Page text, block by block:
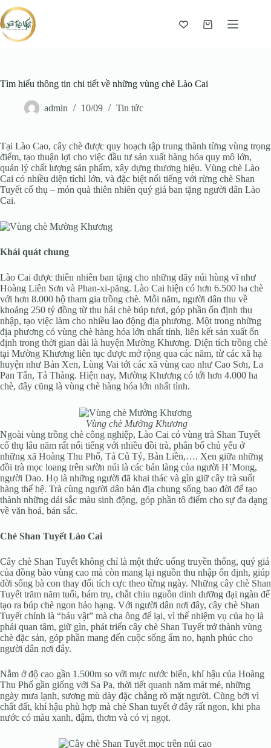
Giỏ
Tìm hiểu thông tin chi tiết về những vùng chè Lào Cai
admin 10/09 Tin tức
Tại Lào Cao, cây chè được quy hoạch tập trung thành từng vùng trọng
điểm, tạo thuận lợi cho việc đầu tư sản xuất hàng hóa quy mô lớn,
quản lý chất lượng sản phẩm, xây dựng thương hiệu. Vùng chè Lào
Cai có nhiều diện tíchl lớn, và đặc biệt nổi tiếng với rừng chè Shan
Tuyết cổ thụ – món quà thiên nhiên quý giá ban tặng người dân Lào
Cai.
Khái quát chung
Lào Cai được thiên nhiên ban tặng cho những dãy núi hùng vĩ như
Hoàng Liên Sơn và Phan-xi-păng. Lào Cai hiện có hơn 6.500 ha chè
với hơn 8.000 hộ tham gia trồng chè. Mỗi năm, người dân thu về
khoảng 250 tỷ đồng từ thu hái chè búp tươi, góp phần ổn định thu
nhập, tạo việc làm cho nhiều lao động địa phương. Một trong những
địa phương có vùng chè hàng hóa lớn nhất tỉnh, liên kết sản xuất ổn
định trong thời gian dài là huyện Mường Khương. Diện tích trồng chè
tại Mường Khương liên tục được mở rộng qua các năm, từ các xã hạ
huyện như Bản Xen, Lùng Vai tới các xã vùng cao như Cao Sơn, La
Pan Tẩn, Tả Thàng. Hiện nay, Mường Khương có tới hơn 4.000 ha
chè, đây cũng là vùng chè hàng hóa lớn nhất tỉnh.
Vùng chè Mường Khương
Ngoài vùng trồng chè công nghiệp, Lào Cai có vùng trà Shan Tuyết
cổ thụ lâu năm rất nổi tiếng với nhiều đồi trà, phân bố chủ yếu ở
những xã Hoàng Thu Phố, Tả Củ Tỷ, Bản Liền,…. Xen giữa những
đồi trà mọc loang trên sườn núi là các bản làng của người H’Mong,
người Dao. Họ là những người đã khai thác và gìn giữ cây trà suốt
hàng thế hệ. Trà cùng người dân bản địa chung sống bao đời để tạo
thành những dải sắc màu sinh động, góp phần tô điểm cho sự đa dạng
về văn hoá, bản sắc.
Chè Shan Tuyết Lào Cai
Cây chè Shan Tuyết không chỉ là một thức uống truyền thống, quý giá
của đồng bào vùng cao mà còn mang lại nguồn thu nhập ổn định, giúp
đời sống bà con thay đổi tích cực theo từng ngày. Những cây chè Shan
Tuyết trăm năm tuổi, bám trụ, chắt chiu nguồn dinh dưỡng đại ngàn để
tạo ra búp chè ngon hảo hạng. Với người dân nơi đây, cây chè Shan
Tuyết chính là “báu vật” mà cha ông để lại, vì thế nhiệm vụ của họ là
phải quan tâm, giữ gìn, phát triển cây chè Shan Tuyết trở thành vùng
chè đặc sản, góp phần mang đến cuộc sống ấm no, hạnh phúc cho
người dân nơi đây.
Nằm ở độ cao gần 1.500m so với mực nước biển, khí hậu của Hoàng
Thu Phố gần giống với Sa Pa, thời tiết quanh năm mát mẻ, những
ngày mưa lạnh, sương mù dày đặc chẳng rõ mặt người. Cũng bởi vì
chất đất, khí hậu phù hợp mà chè Shan tuyết ở đây rất ngon, khi pha
nước có màu xanh, đậm, thơm và có vị ngọt.